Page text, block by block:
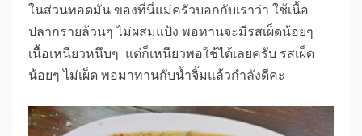
ในส่วนทอดมัน ของที่นี่แม่ครัวบอกกับเราว่า ใช้เนื้อ
ปลากรายล้วนๆ ไม่ผสมแป้ง พอทานจะมีรสเผ็ดน้อยๆ
เนื้อเหนียวหนึบๆ แต่ก็เหนียวพอใช้ได้เลยครับ รสเผ็ด
น้อยๆ ไม่เผ็ด พอมาทานกับน้ำจิ้มแล้วกำลังดีคะ